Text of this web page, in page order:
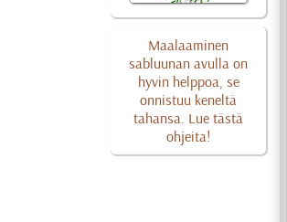
Maalaaminen
sabluunan avulla on
hyvin helppoa, se
onnistuu keneltä
tahansa. Lue tästä
ohjeita!